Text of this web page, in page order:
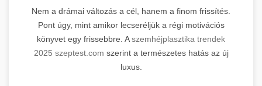
Nem a drámai változás a cél, hanem a finom frissítés.
Pont úgy, mint amikor lecseréljük a régi motivációs
könyvet egy frissebbre. Aszemhéjplasztika trendek
2025 szeptest.com szerint a természetes hatás az új
luxus.